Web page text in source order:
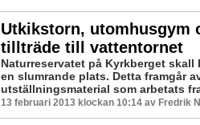
Utkikstorn, utomhusgym
tillträde till vattentornet
Naturreservatet på Kyrkberget skall
en slumrande plats. Detta framgår
utställningsmaterial som arbetats
13 februari 2013 klockan 10:14 av Fredrik